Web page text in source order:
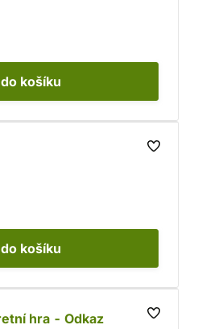
do košíku
do košíku
hra - Odkaz